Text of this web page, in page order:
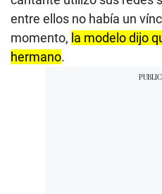
entre ellos no había un
momento, la modelo dijo
hermano.